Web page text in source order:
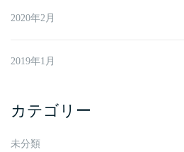
2020年2月
2019年1月
カテゴリー
未分類